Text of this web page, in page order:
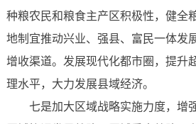
种粮农民和粮食主产区积极性，健全
地制宜推动兴业、强县、富民一体发
增收渠道。发展现代化都市圈，提升
理水平，大力发展县域经济。
七是加大区域战略实施力度，增